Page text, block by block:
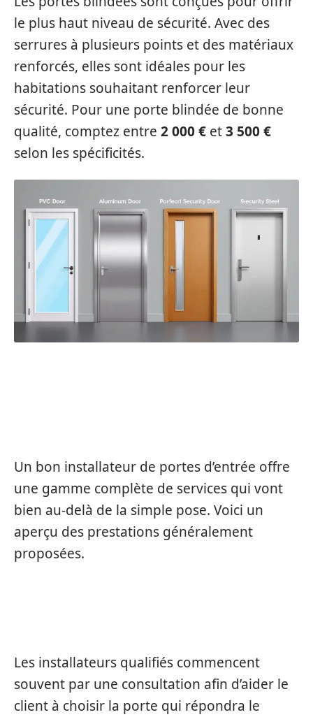
le plus haut niveau de sécurité. Avec des
serrures à plusieurs points et des matériaux
renforcés, elles sont idéales pour les
habitations souhaitant renforcer leur
sécurité. Pour une porte blindée de bonne
qualité, comptez entre 2 000 € et3 500 €
selon les spécificités.
Un bon installateur de portes d’entrée offre
une gamme complète de services qui vont
bien au-delà de la simple pose. Voici un
aperçu des prestations généralement
proposées.
Les installateurs qualifiés commencent
souvent par une consultation afin d’aider le
client à choisir la porte qui répondra le